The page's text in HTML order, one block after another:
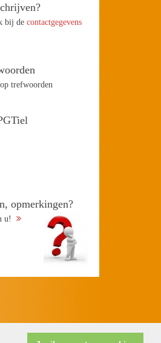
bij decontactgegevens
trefwoorden
opmerkingen?
u!